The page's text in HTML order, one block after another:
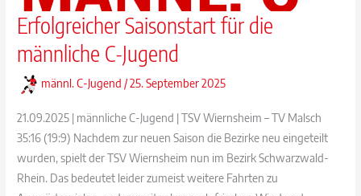
Erfolgreicher Saisonstart für die
männliche C-Jugend
männl. C-Jugend /25. September 2025
21.09.2025 | männliche C-Jugend | TSV Wiernsheim – TV Malsch
35:16 (19:9) Nachdem zur neuen Saison die Bezirke neu eingeteilt
wurden, spielt der TSV Wiernsheim nun im Bezirk Schwarzwald-
Rhein. Das bedeutet leider zumeist weitere Fahrten zu